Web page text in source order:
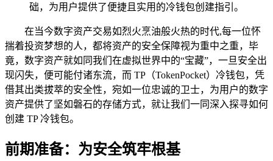
础，为用户提供了便捷且实用的冷钱包创建指引。
在当今数字资产交易如烈火烹油般火热的时代,每一位怀
揣着投资梦想的人，都将资产的安全保障视为重中之重，毕
竟，数字资产就如同我们在虚拟世界中的“宝藏”，一旦安全出
现闪失，便可能付诸东流，而 TP（TokenPocket）冷钱包，凭
借其出类拔萃的安全性，宛如一位忠诚的卫士，为用户的数字
资产提供了坚如磐石的存储方式，就让我们一同深入探寻如何
创建 TP 冷钱包。
前期准备：为安全筑牢根基